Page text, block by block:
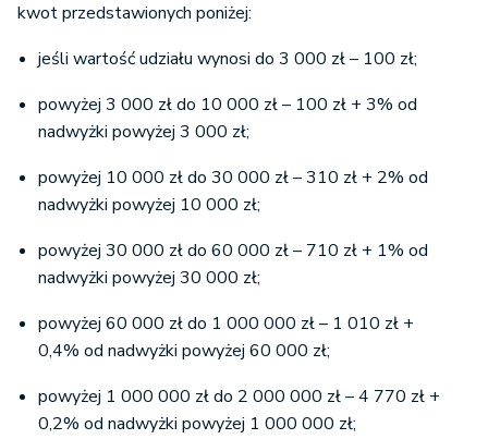
kwot przedstawionych poniżej:
jeśli wartość udziału wynosi do 3 000 zł – 100 zł;
powyżej 3 000 zł do 10 000 zł – 100 zł + 3% od
nadwyżki powyżej 3 000 zł;
powyżej 10 000 zł do 30 000 zł – 310 zł + 2% od
nadwyżki powyżej 10 000 zł;
powyżej 30 000 zł do 60 000 zł – 710 zł + 1% od
nadwyżki powyżej 30 000 zł;
powyżej 60 000 zł do 1 000 000 zł – 1 010 zł +
0,4% od nadwyżki powyżej 60 000 zł;
powyżej 1 000 000 zł do 2 000 000 zł – 4 770 zł +
0,2% od nadwyżki powyżej 1 000 000 zł;